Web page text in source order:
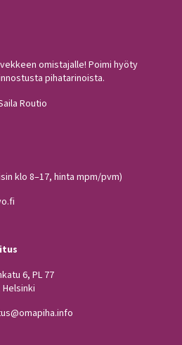
omistajalle! Poimi hyöty
pihatarinoista.
Routio
klo 8–17, hinta mpm/pvm)
6, PL 77
Helsinki